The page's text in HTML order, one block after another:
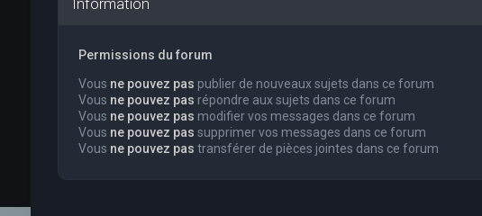
Information
Permissions du forum
Vous ne pouvez pas publier de nouveaux sujets dans ce forum
Vous ne pouvez pas répondre aux sujets dans ce forum
Vous ne pouvez pas modifier vos messages dans ce forum
Vous ne pouvez pas supprimer vos messages dans ce forum
Vous ne pouvez pas transférer de pièces jointes dans ce forum